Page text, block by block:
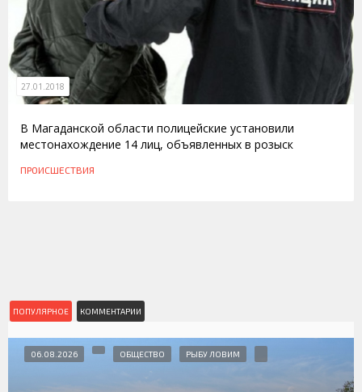
27.01.2018
В Магаданской области полицейские установили
местонахождение 14 лиц, объявленных в розыск
ПРОИСШЕСТВИЯ
ПОПУЛЯРНОЕ КОММЕНТАРИИ
06.08.2026 ОБЩЕСТВО РЫБУ ЛОВИМ